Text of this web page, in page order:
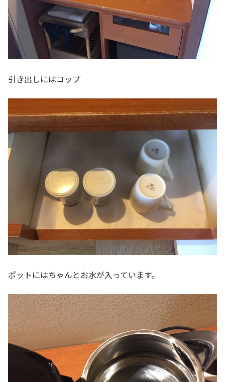
引き出しにはコップ
ポットにはちゃんとお水が入っています。